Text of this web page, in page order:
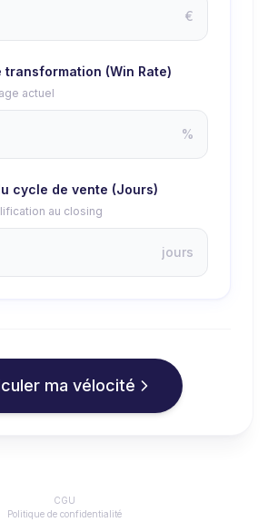
€
transformation (Win Rate)
actuel
%
cycle de vente (Jours)
au closing
jours
ma vélocité
CGU
Politique de confidentialité